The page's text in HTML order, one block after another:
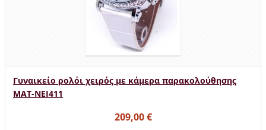
Γυναικείο ρολόι χειρός με κάμερα παρακολούθησης
MAT-NEI411
209,00 €